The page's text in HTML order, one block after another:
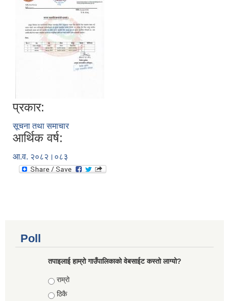
प्रकार:
सूचना तथा समाचार
आर्थिक वर्ष:
आ.व. २०८२।०८३
Poll
तपाइलाई हाम्रो गाउँपालिकाको वेबसाईट कस्तो लाग्यो?
Choices
राम्रो
ठिकै